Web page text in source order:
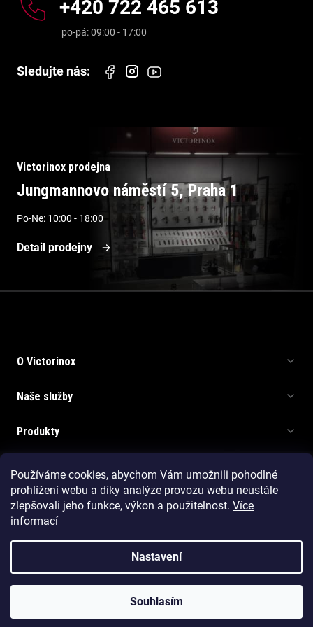
Používáme cookies, abychom Vám umožnili pohodlné
prohlížení webu a díky analýze provozu webu neustále
zlepšovali jeho funkce, výkon a použitelnost. Více
informací
Nastavení
Souhlasím
+420 722 465 613
Victorinox prodejna
Jungmannovo náměstí 5, Praha 1
Po-Ne: 10:00 - 18:00
Detail prodejny
O Victorinox
Naše služby
Produkty
Vytvořil Shoptet Premium
Copyright 2026 Victorinox.cz . Všechna práva vyhrazena.